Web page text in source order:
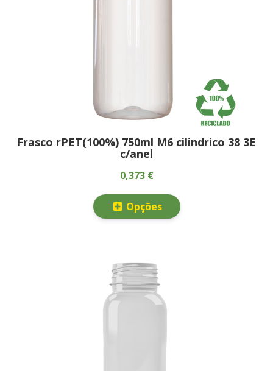
Frasco rPET(100%) 750ml M6 cilindrico 38 3E
c/anel
0,373 €
Opções